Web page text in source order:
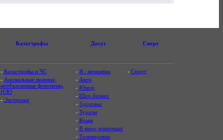
Катастрофы Досуг Спорт
- Катастрофы и ЧС
- Аномальные явления,
необъяснимые феномены,
НЛО
- Эзотерика
- Я - женщина
- Авто
- Юмор
- Шоу-бизнес
- Здоровье
- Туризм
- Крым
- В мире животных
- Телевидение
-Спорт